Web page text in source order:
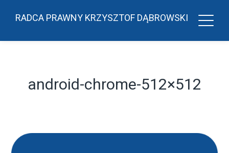
RADCA PRAWNY KRZYSZTOF DĄBROWSKI
android-chrome-512×512